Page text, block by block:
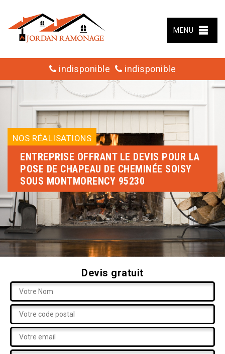
MENU
indisponible indisponible
NOS RÉALISATIONS
ENTREPRISE OFFRANT LE DEVIS POUR LA
POSE DE CHAPEAU DE CHEMINÉE SOISY
SOUS MONTMORENCY 95230
Devis gratuit